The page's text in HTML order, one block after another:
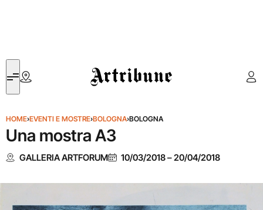
Artribune
HOME›EVENTI E MOSTRE›BOLOGNA›BOLOGNA
Una mostra A3
GALLERIA ARTFORUM 10/03/2018–20/04/2018